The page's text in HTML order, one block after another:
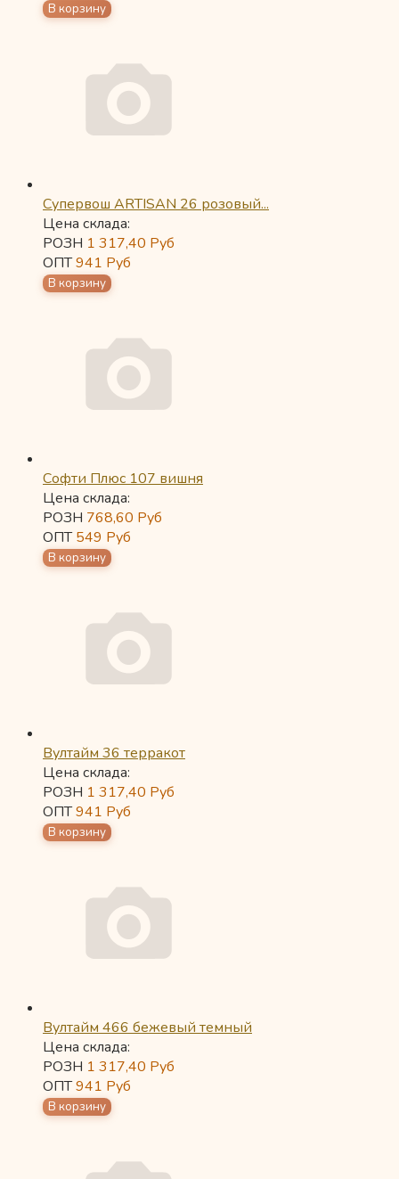
Супервош ARTISAN 26 розовый...
Цена склада:
РОЗН 1 317,40 Руб
ОПТ941 Руб
Софти Плюс 107 вишня
Цена склада:
РОЗН 768,60 Руб
ОПТ549 Руб
Вултайм 36 терракот
Цена склада:
РОЗН 1 317,40 Руб
ОПТ941 Руб
Вултайм 466 бежевый темный
Цена склада:
РОЗН 1 317,40 Руб
ОПТ941 Руб